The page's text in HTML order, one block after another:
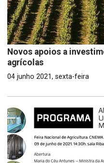
Novos apoios a
agrícolas
04 junho 2021, sexta-feira